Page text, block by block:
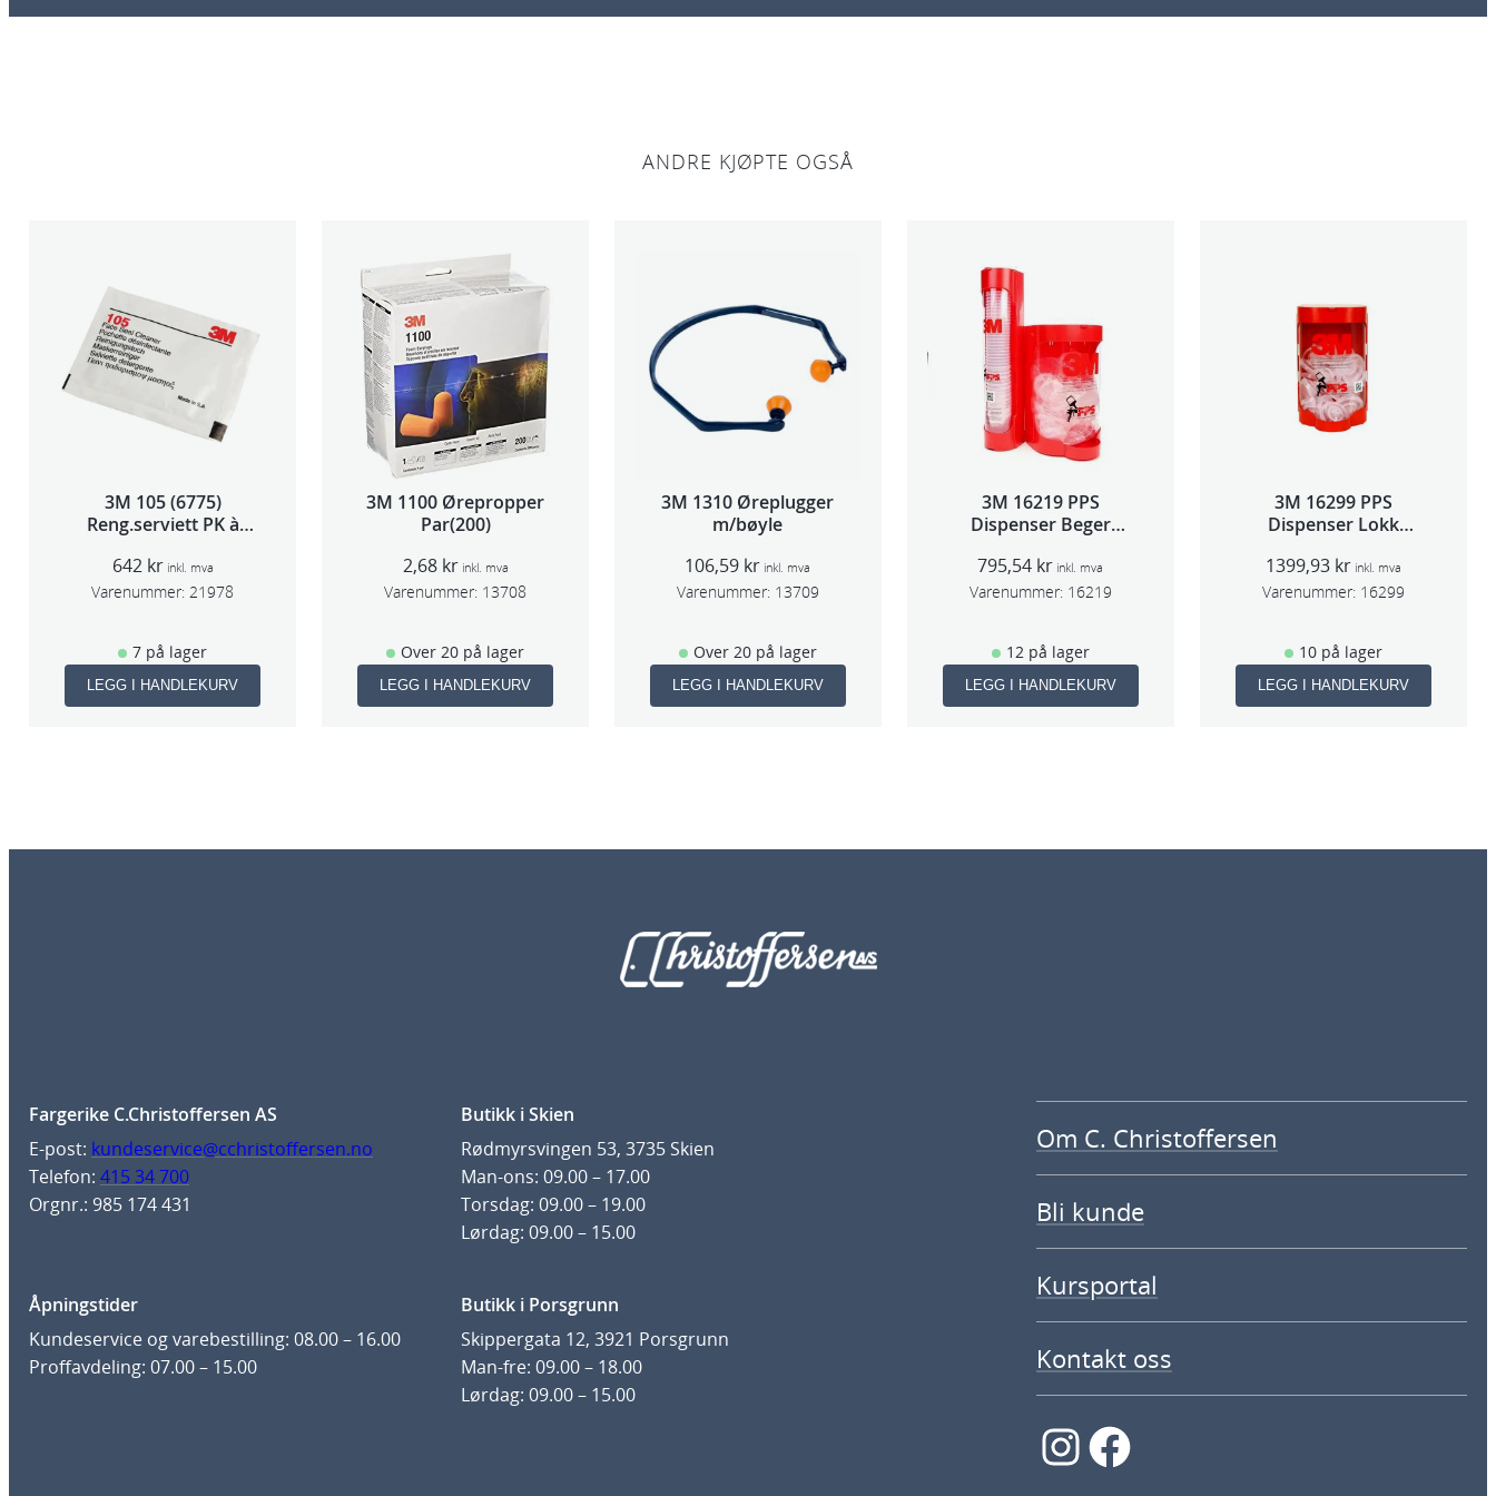
l
ANDRE KJØPTE OGSÅ
3M 105 (6775)
Reng.serviett PK à
642 kr inkl. mva
Varenummer: 21978
7 på lager
LEGG I HANDLEKURV
3M 1100 Ørepropper
Par(200)
2,68 kr inkl. mva
Varenummer: 13708
Over 20 på lager
LEGG I HANDLEKURV
3M 1310 Øreplugger
m/bøyle
106,59 kr inkl. mva
Varenummer: 13709
Over 20 på lager
LEGG I HANDLEKURV
3M 16219 PPS
Dispenser Beger
795,54 kr inkl. mva
Varenummer: 16219
12 på lager
LEGG I HANDLEKURV
3M 16299 PPS
Dispenser Lokk
1399,93 kr inkl. mva
Varenummer: 16299
10 på lager
LEGG I HANDLEKURV
Fargerike C.Christoffersen AS
E-post: kundeservice@cchristoffersen.no
Telefon: 415 34 700
Orgnr.: 985 174 431
Butikk i Skien
Rødmyrsvingen 53, 3735 Skien
Man-ons: 09.00 – 17.00
Torsdag: 09.00 – 19.00
Lørdag: 09.00 – 15.00
Åpningstider
Kundeservice og varebestilling: 08.00 – 16.00
Proffavdeling: 07.00 – 15.00
Butikk i Porsgrunn
Skippergata 12, 3921 Porsgrunn
Man-fre: 09.00 – 18.00
Lørdag: 09.00 – 15.00
Om C. Christoffersen
Bli kunde
Kursportal
Kontakt oss
InstagramFacebook